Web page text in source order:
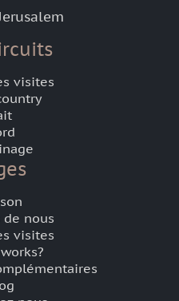
visites
de nous
visites